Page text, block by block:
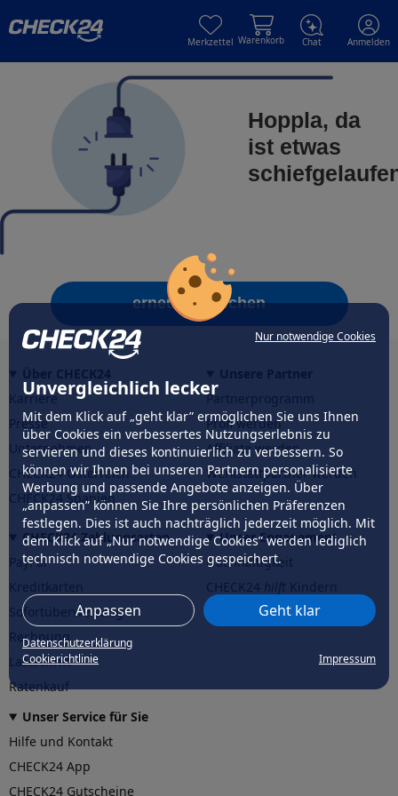
Nur notwendige Cookies
Unvergleichlich lecker
Mit dem Klick auf „geht klar” ermöglichen Sie uns Ihnen
über Cookies ein verbessertes Nutzungserlebnis zu
servieren und dieses kontinuierlich zu verbessern. So
können wir Ihnen bei unseren Partnern personalisierte
Werbung und passende Angebote anzeigen. Über
„anpassen” können Sie Ihre persönlichen Präferenzen
festlegen. Dies ist auch nachträglich jederzeit möglich. Mit
dem Klick auf „Nur notwendige Cookies” werden lediglich
technisch notwendige Cookies gespeichert.
Anpassen Geht klar
Datenschutzerklärung
Cookierichtlinie
Impressum
Merkzettel Warenkorb Chat Anmelden
Hoppla, da
ist etwas
erneut versuchen
Karriere
Presse
Unternehmen
CHECK24 Österreich
CHECK24 Spanien
Partnerprogramm
Profi werden
Affiliate werden
Werkstattpartner werden
CHECK24 Zahlungsarten
PayPal
Sofortüberweisung
Rechnung
Lastschrift
Ratenkauf
Unser Engagement
Nachhaltigkeit
CHECK24hilftder Natur
Unser Service für Sie
Hilfe und Kontakt
CHECK24 App
CHECK24 Gutscheine